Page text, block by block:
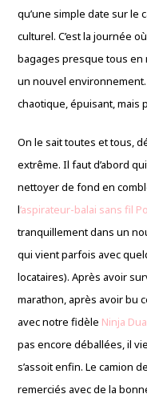
qu’une simple date sur le
culturel. C’est la journée
bagages presque tous en
un nouvel environnement.
chaotique, épuisant, mais
On le sait toutes et tous,
extrême. Il faut d’abord
nettoyer de fond en
l‘aspirateur-balai sans fil
tranquillement dans un
qui vient parfois avec
locataires). Après avoir
marathon, après avoir bu
avec notre fidèle Ninja
pas encore déballées, il
s’assoit enfin. Le camion
remerciés avec de la